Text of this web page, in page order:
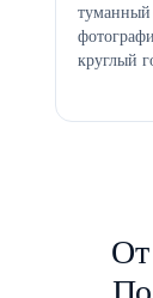
туманный
круглый